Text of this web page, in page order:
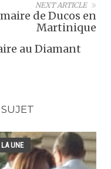
NEXT ARTICLE
de Ducos en
Martinique
au Diamant
UNE